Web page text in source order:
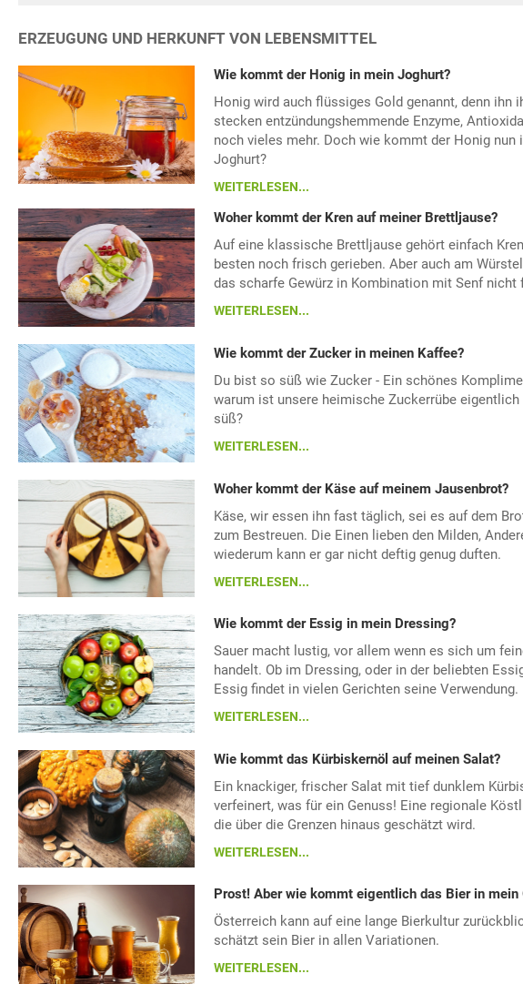
ERZEUGUNG UND HERKUNFT VON LEBENSMITTEL
Wie kommt der Honig in mein Joghurt?
Honig wird auch flüssiges Gold genannt, denn ihn
stecken entzündungshemmende Enzyme,
noch vieles mehr. Doch wie kommt der Honig nun
Joghurt?
WEITERLESEN...
Woher kommt der Kren auf meiner Brettljause?
Auf eine klassische Brettljause gehört einfach
besten noch frisch gerieben. Aber auch am
das scharfe Gewürz in Kombination mit Senf nicht
WEITERLESEN...
Wie kommt der Zucker in meinen Kaffee?
Du bist so süß wie Zucker - Ein schönes
warum ist unsere heimische Zuckerrübe eigentlich
süß?
WEITERLESEN...
Woher kommt der Käse auf meinem Jausenbrot?
Käse, wir essen ihn fast täglich, sei es auf dem
zum Bestreuen. Die Einen lieben den Milden,
wiederum kann er gar nicht deftig genug duften.
WEITERLESEN...
Wie kommt der Essig in mein Dressing?
Sauer macht lustig, vor allem wenn es sich um
handelt. Ob im Dressing, oder in der beliebten
Essig findet in vielen Gerichten seine Verwendung.
WEITERLESEN...
Wie kommt das Kürbiskernöl auf meinen Salat?
Ein knackiger, frischer Salat mit tief dunklem
verfeinert, was für ein Genuss! Eine regionale
die über die Grenzen hinaus geschätzt wird.
WEITERLESEN...
Prost! Aber wie kommt eigentlich das Bier in mein
Österreich kann auf eine lange Bierkultur
schätzt sein Bier in allen Variationen.
WEITERLESEN...